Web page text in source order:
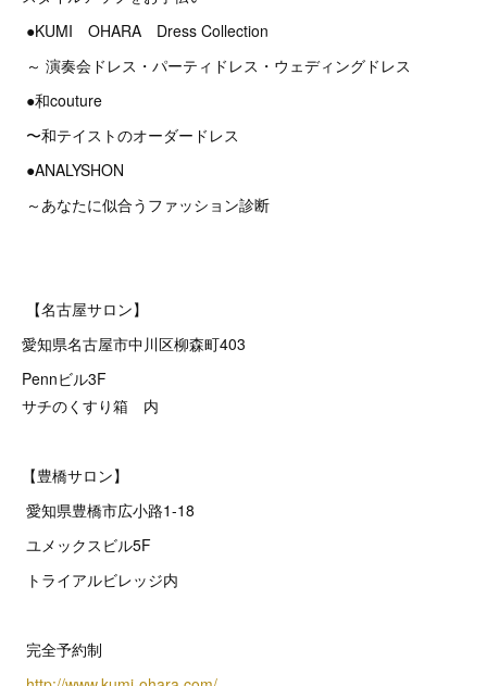
●KUMI OHARA Dress Collection
～ 演奏会ドレス・パーティドレス・ウェディングドレス
●和couture
〜和テイストのオーダードレス
●ANALYSHON
～あなたに似合うファッション診断
【名古屋サロン】
愛知県名古屋市中川区柳森町403
Pennビル3F
サチのくすり箱 内
【豊橋サロン】
愛知県豊橋市広小路1-18
ユメックスビル5F
トライアルビレッジ内
完全予約制